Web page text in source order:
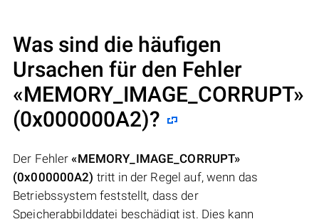
Was sind die häufigen
Ursachen für den Fehler
«MEMORY_IMAGE_CORRUPT»
(0x000000A2)?
Der Fehler«MEMORY_IMAGE_CORRUPT»
(0x000000A2) tritt in der Regel auf, wenn das
Betriebssystem feststellt, dass der
Speicherabbilddatei beschädigt ist. Dies kann